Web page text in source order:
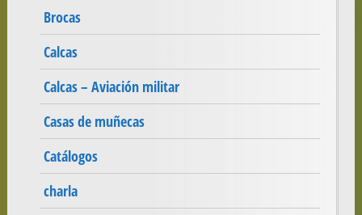
Brocas
Calcas
Calcas – Aviación militar
Casas de muñecas
Catálogos
charla